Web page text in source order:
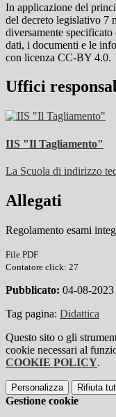
In applicazione del
del decreto legislativo 7
diversamente
dati, i documenti e le
con licenza CC-BY 4.0.
Uffici
IIS "Il Tagliamento"
La Scuola di indirizzo
Allegati
Regolamento esami
File PDF
Contatore click: 27
Pubblicato: 04-08-2023
Tag pagina: Didattica
Questo sito o gli
cookie necessari al
COOKIE POLICY.
Personalizza Rifiuta
Gestione cookie